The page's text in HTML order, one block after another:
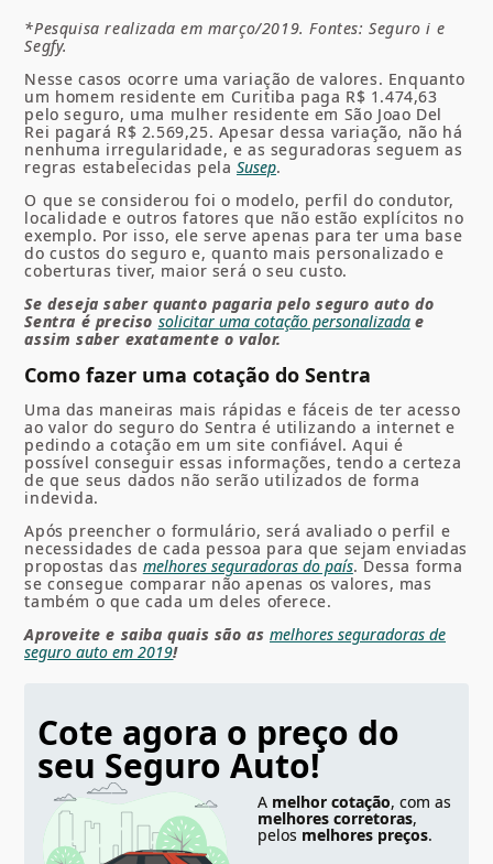
*Pesquisa realizada em março/2019. Fontes: Seguro i e
Segfy.
Nesse casos ocorre uma variação de valores. Enquanto
um homem residente em Curitiba paga R$ 1.474,63
pelo seguro, uma mulher residente em São Joao Del
Rei pagará R$ 2.569,25. Apesar dessa variação, não há
nenhuma irregularidade, e as seguradoras seguem as
regras estabelecidas pelaSusep.
O que se considerou foi o modelo, perfil do condutor,
localidade e outros fatores que não estão explícitos no
exemplo. Por isso, ele serve apenas para ter uma base
do custos do seguro e, quanto mais personalizado e
coberturas tiver, maior será o seu custo.
Se deseja saber quanto pagaria pelo seguro auto do
Sentra é preciso solicitar uma cotação personalizadae
assim saber exatamente o valor.
Como fazer uma cotação do Sentra
Uma das maneiras mais rápidas e fáceis de ter acesso
ao valor do seguro do Sentra é utilizando a internet e
pedindo a cotação em um site confiável. Aqui é
possível conseguir essas informações, tendo a certeza
de que seus dados não serão utilizados de forma
indevida.
Após preencher o formulário, será avaliado o perfil e
necessidades de cada pessoa para que sejam enviadas
propostas das melhores seguradoras do país. Dessa forma
se consegue comparar não apenas os valores, mas
também o que cada um deles oferece.
Aproveite e saiba quais são asmelhores seguradoras de
seguro auto em 2019!
Cote agora o preço do
seu Seguro Auto!
A melhor cotação, com as
melhores corretoras,
pelos melhores preços.